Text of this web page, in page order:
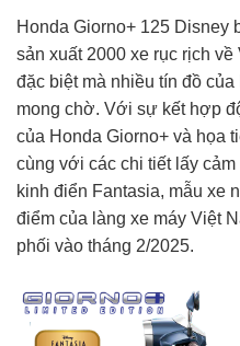
Honda Giorno+ 125 Disney
sản xuất 2000 xe rục rịch
đặc biệt mà nhiều tín đồ
mong chờ. Với sự kết hợp
của Honda Giorno+ và họa
cùng với các chi tiết lấy
kinh điển Fantasia, mẫu xe
điểm của làng xe máy Việt
phối vào tháng 2/2025.